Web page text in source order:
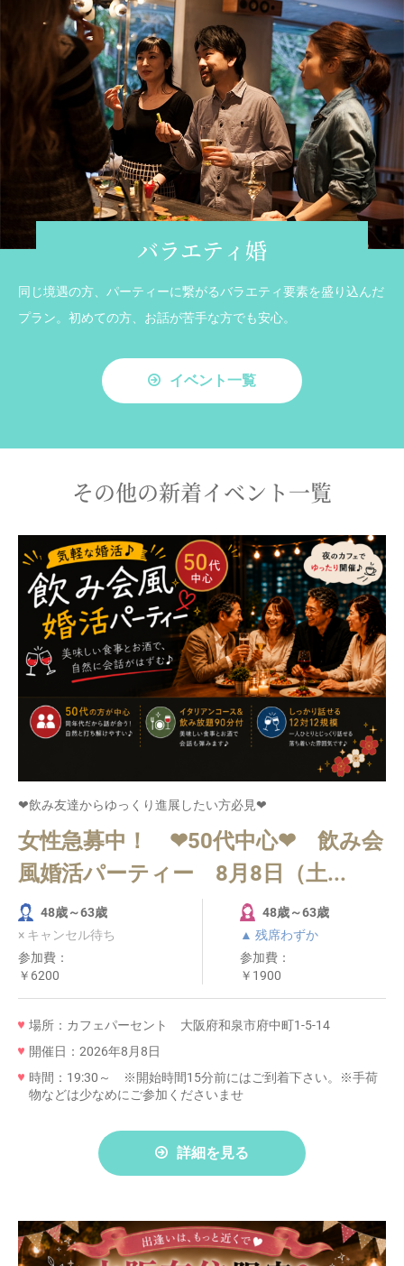
バラエティ婚
同じ境遇の方、パーティーに繋がるバラエティ要素を盛り込んだ
プラン。初めての方、お話が苦手な方でも安心。
イベント一覧
その他の新着イベント一覧
❤飲み友達からゆっくり進展したい方必見❤
女性急募中！ ❤50代中心❤ 飲み会
風婚活パーティー 8月8日（土...
48歳～63歳
× キャンセル待ち
参加費：
￥6200
48歳～63歳
▲ 残席わずか
参加費：
￥1900
場所：カフェパーセント 大阪府和泉市府中町1-5-14
開催日：2026年8月8日
時間：19:30～ ※開始時間15分前にはご到着下さい。※手荷
物などは少なめにご参加くださいませ
詳細を見る